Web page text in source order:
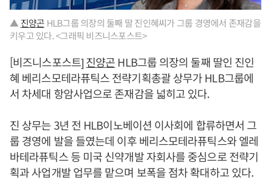
▲ 진양곤 HLB그룹 의장의 둘째 딸 진인혜씨가 그룹 경영에서 존재감을
키우고 있다. <그래픽 비즈니스포스트>
[비즈니스포스트]진양곤HLB그룹 의장의 둘째 딸인 진인
혜 베리스모테라퓨틱스 전략기획총괄 상무가 HLB그룹에
서 차세대 항암사업으로 존재감을 넓히고 있다.
진 상무는 3년 전 HLB이노베이션 이사회에 합류하면서 그
룹 경영에 발을 들였는데 이후 베리스모테라퓨틱스와 엘레
바테라퓨틱스 등 미국 신약개발 자회사를 중심으로 전략기
획과 사업개발 업무를 맡으며 보폭을 점차 확대하고 있다.